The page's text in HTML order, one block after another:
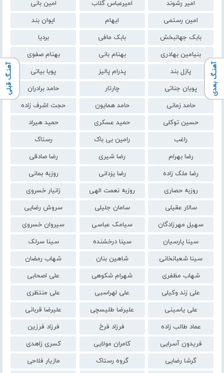
امیر رشوند
امیرعباس گلاب
امین بانی
امین رستمی
ایهام
ایوان بند
بابک جهانبخش
بابک مافی
بردیا
بنیامین بهادری
بهنام بانی
بهنام صفوی
پازل بند
پدرام پالیز
پویا بیاتی
پویان جناتی
چارتار
حامد برادران
حامد زمانی
حامد همایون
حجت اشرف زاده
حسین توکلی
حمید عسکری
حمید هیراد
راغب
رامین بی باک
رستاک
رضا بهرام
رضا شیری
رضا صادقی
رضا ملک زاده
رضا یزدانی
روزبه بمانی
روزبه حصاری
روزبه نعمت الهی
زانیار خسروی
سالار عقیلی
سامان جلیلی
سروش رضایی
سهیل مهرزادگان
سیامک عباسی
سیروان خسروی
سینا پارسیان
سینا درخشنده
سینا سرلک
سینا شعبانخانی
شاهین بنان
شهاب رمضان
شهاب مظفری
شهرام شکوهی
علی اصحابی
علی زند وکیلی
علی لهراسبی
علی منتظری
علی یاسینی
علیرضا طلیسچی
علیرضا قربانی
عماد طالب زاده
فرزاد فرخ
فرزاد فرزین
فریدون آسرایی
کامران مولایی
کسری زاهدی
گرشا رضایی
گروه رستاک
مازیار فلاحی
آهنـگ بعدی آهنـگ قبلی